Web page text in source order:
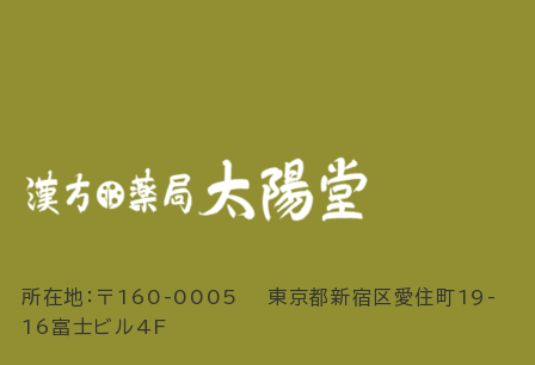
所在地：〒160-0005 東京都新宿区愛住町19-
16富士ビル4F